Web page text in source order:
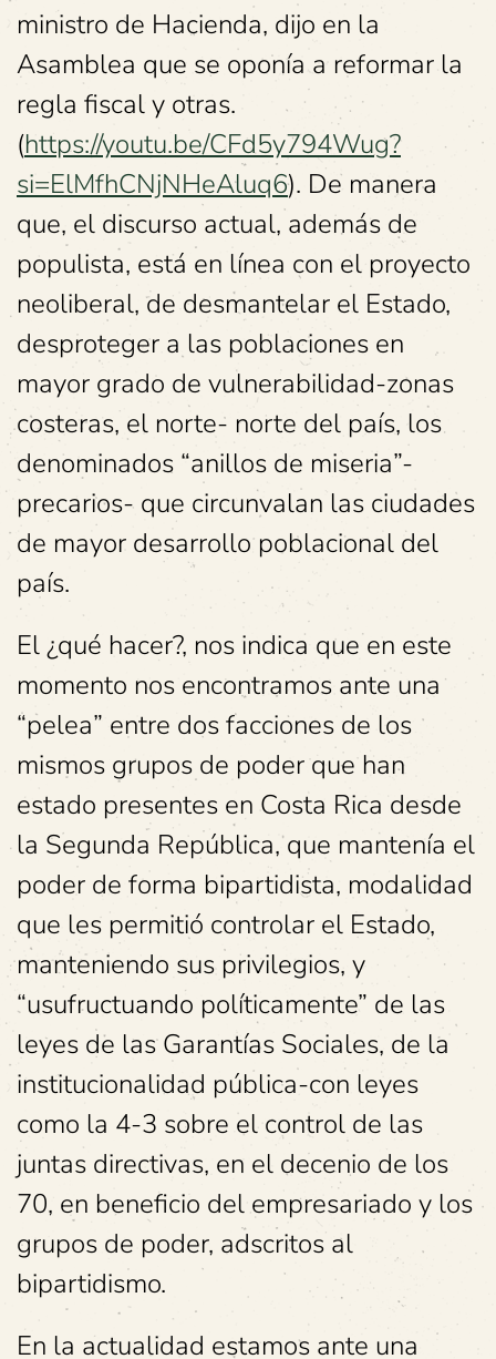
ministro de Hacienda, dijo en la
Asamblea que se oponía a reformar la
regla fiscal y otras.
(https://youtu.be/CFd5y794Wug?
si=ElMfhCNjNHeAluq6). De manera
que, el discurso actual, además de
populista, está en línea con el proyecto
neoliberal, de desmantelar el Estado,
desproteger a las poblaciones en
mayor grado de vulnerabilidad-zonas
costeras, el norte- norte del país, los
denominados “anillos de miseria”-
precarios- que circunvalan las ciudades
de mayor desarrollo poblacional del
país.
El ¿qué hacer?, nos indica que en este
momento nos encontramos ante una
“pelea” entre dos facciones de los
mismos grupos de poder que han
estado presentes en Costa Rica desde
la Segunda República, que mantenía el
poder de forma bipartidista, modalidad
que les permitió controlar el Estado,
manteniendo sus privilegios, y
“usufructuando políticamente” de las
leyes de las Garantías Sociales, de la
institucionalidad pública-con leyes
como la 4-3 sobre el control de las
juntas directivas, en el decenio de los
70, en beneficio del empresariado y los
grupos de poder, adscritos al
bipartidismo.
En la actualidad estamos ante una